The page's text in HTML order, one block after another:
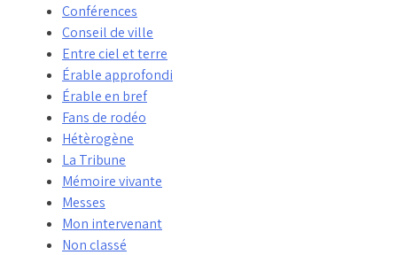
Conférences
Conseil de ville
Entre ciel et terre
Érable approfondi
Érable en bref
Fans de rodéo
Hétèrogène
La Tribune
Mémoire vivante
Messes
Mon intervenant
Non classé